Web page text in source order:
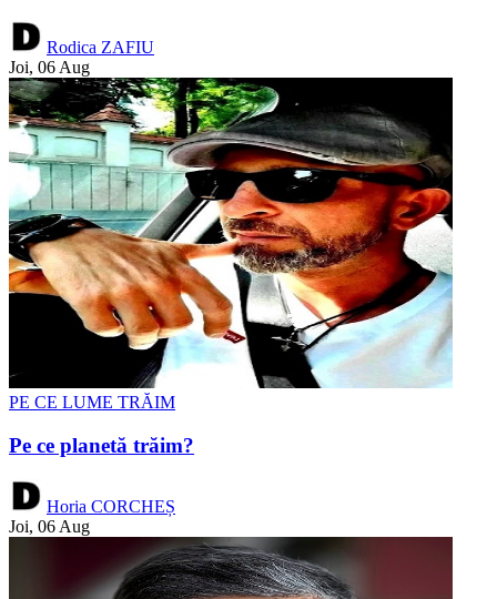
Rodica ZAFIU
Joi, 06 Aug
PE CE LUME TRĂIM
Pe ce planetă trăim?
Horia CORCHEȘ
Joi, 06 Aug